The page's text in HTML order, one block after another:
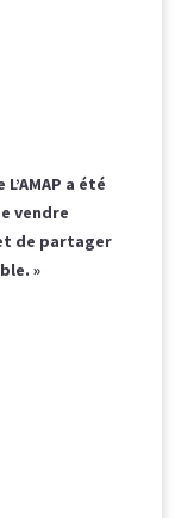
a été
vendre
de partager
»